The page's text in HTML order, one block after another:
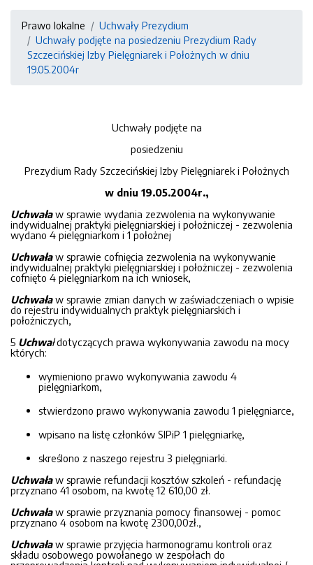
Prawo lokalne
Uchwały Prezydium
Uchwały podjęte na posiedzeniu Prezydium Rady
Szczecińskiej Izby Pielęgniarek i Położnych w dniu
19.05.2004r
Uchwały podjęte na
posiedzeniu
Prezydium Rady Szczecińskiej Izby Pielęgniarek i Położnych
w dniu 19.05.2004r.,
Uchwaław sprawie wydania zezwolenia na wykonywanie
indywidualnej praktyki pielęgniarskiej i położniczej - zezwolenia
wydano 4 pielęgniarkom i 1 położnej
Uchwaław sprawie cofnięcia zezwolenia na wykonywanie
indywidualnej praktyki pielęgniarskiej i położniczej - zezwolenia
cofnięto 4 pielęgniarkom na ich wniosek,
Uchwaław sprawie zmian danych w zaświadczeniach o wpisie
do rejestru indywidualnych praktyk pielęgniarskich i
położniczych,
5 Uchwałdotyczących prawa wykonywania zawodu na mocy
których:
wymieniono prawo wykonywania zawodu 4
pielęgniarkom,
stwierdzono prawo wykonywania zawodu 1 pielęgniarce,
wpisano na listę członków SIPiP 1 pielęgniarkę,
skreślono z naszego rejestru 3 pielęgniarki.
Uchwaław sprawie refundacji kosztów szkoleń - refundację
przyznano 41 osobom, na kwotę 12 610,00 zł.
Uchwaław sprawie przyznania pomocy finansowej - pomoc
przyznano 4 osobom na kwotę 2300,00zł.,
Uchwaław sprawie przyjęcia harmonogramu kontroli oraz
składu osobowego powołanego w zespołach do